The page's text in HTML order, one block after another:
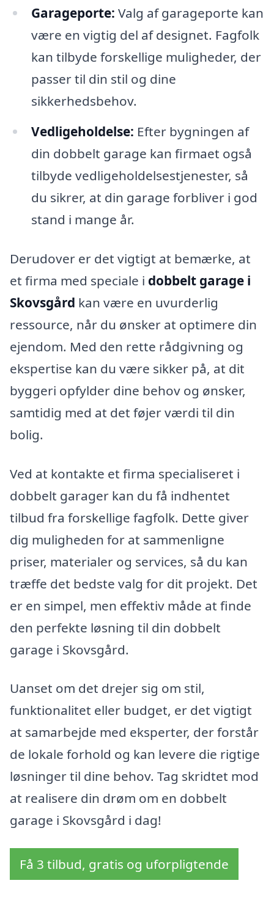
Garageporte: Valg af garageporte kan
være en vigtig del af designet. Fagfolk
kan tilbyde forskellige muligheder, der
passer til din stil og dine
sikkerhedsbehov.
Vedligeholdelse: Efter bygningen af
din dobbelt garage kan firmaet også
tilbyde vedligeholdelsestjenester, så
du sikrer, at din garage forbliver i god
stand i mange år.
Derudover er det vigtigt at bemærke, at
et firma med speciale i dobbelt garage i
Skovsgård kan være en uvurderlig
ressource, når du ønsker at optimere din
ejendom. Med den rette rådgivning og
ekspertise kan du være sikker på, at dit
byggeri opfylder dine behov og ønsker,
samtidig med at det føjer værdi til din
bolig.
Ved at kontakte et firma specialiseret i
dobbelt garager kan du få indhentet
tilbud fra forskellige fagfolk. Dette giver
dig muligheden for at sammenligne
priser, materialer og services, så du kan
træffe det bedste valg for dit projekt. Det
er en simpel, men effektiv måde at finde
den perfekte løsning til din dobbelt
garage i Skovsgård.
Uanset om det drejer sig om stil,
funktionalitet eller budget, er det vigtigt
at samarbejde med eksperter, der forstår
de lokale forhold og kan levere die rigtige
løsninger til dine behov. Tag skridtet mod
at realisere din drøm om en dobbelt
garage i Skovsgård i dag!
Få 3 tilbud, gratis og uforpligtende